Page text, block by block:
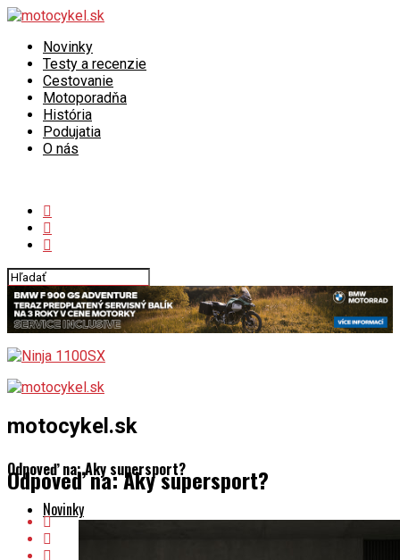
Novinky
Testy a recenzie
Cestovanie
Motoporadňa
História
Podujatia
O nás
motocykel.sk
Odpoveď na: Aky supersport?
Novinky
Odpoveď na: Aky supersport?